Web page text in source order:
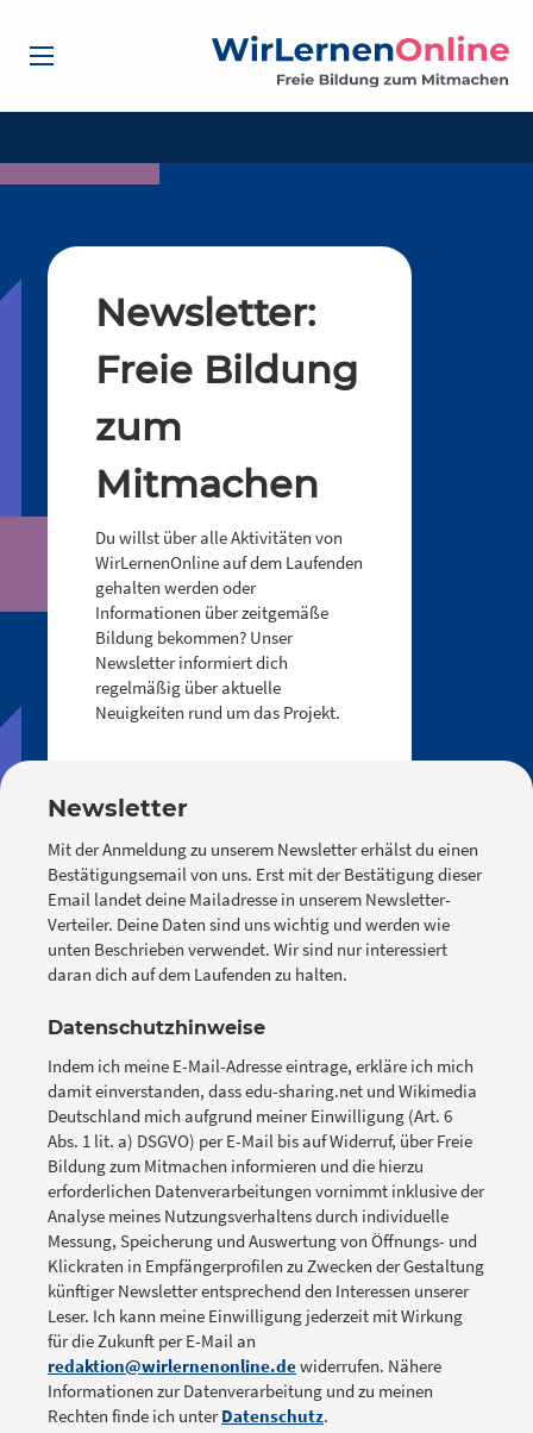
Newsletter:
Freie Bildung
zum
Mitmachen
Du willst über alle Aktivitäten von
WirLernenOnline auf dem Laufenden
gehalten werden oder
Informationen über zeitgemäße
Bildung bekommen? Unser
Newsletter informiert dich
regelmäßig über aktuelle
Neuigkeiten rund um das Projekt.
Newsletter
Mit der Anmeldung zu unserem Newsletter erhälst du einen
Bestätigungsemail von uns. Erst mit der Bestätigung dieser
Email landet deine Mailadresse in unserem Newsletter-
Verteiler. Deine Daten sind uns wichtig und werden wie
unten Beschrieben verwendet. Wir sind nur interessiert
daran dich auf dem Laufenden zu halten.
Datenschutzhinweise
Indem ich meine E-Mail-Adresse eintrage, erkläre ich mich
damit einverstanden, dass edu-sharing.net und Wikimedia
Deutschland mich aufgrund meiner Einwilligung (Art. 6
Abs. 1 lit. a) DSGVO) per E-Mail bis auf Widerruf, über Freie
Bildung zum Mitmachen informieren und die hierzu
erforderlichen Datenverarbeitungen vornimmt inklusive der
Analyse meines Nutzungsverhaltens durch individuelle
Messung, Speicherung und Auswertung von Öffnungs- und
Klickraten in Empfängerprofilen zu Zwecken der Gestaltung
künftiger Newsletter entsprechend den Interessen unserer
Leser. Ich kann meine Einwilligung jederzeit mit Wirkung
für die Zukunft per E-Mail an
redaktion@wirlernenonline.dewiderrufen. Nähere
Informationen zur Datenverarbeitung und zu meinen
Rechten finde ich unterDatenschutz.